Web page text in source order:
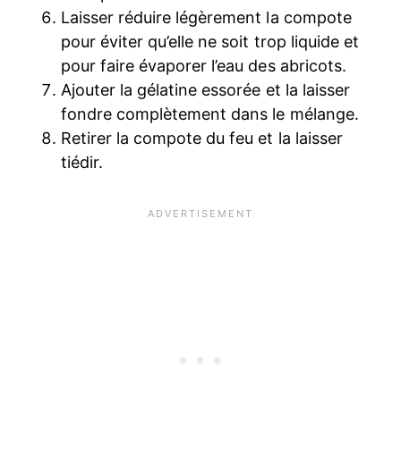
Laisser réduire légèrement la compote
pour éviter qu’elle ne soit trop liquide et
pour faire évaporer l’eau des abricots.
Ajouter la gélatine essorée et la laisser
fondre complètement dans le mélange.
Retirer la compote du feu et la laisser
tiédir.